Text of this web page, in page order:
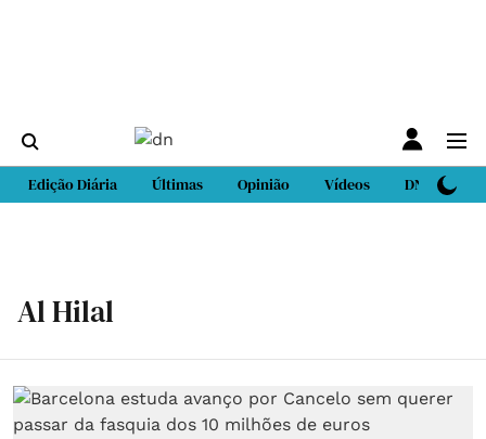
Edição Diária Últimas Opinião Vídeos DN Sport
Al Hilal